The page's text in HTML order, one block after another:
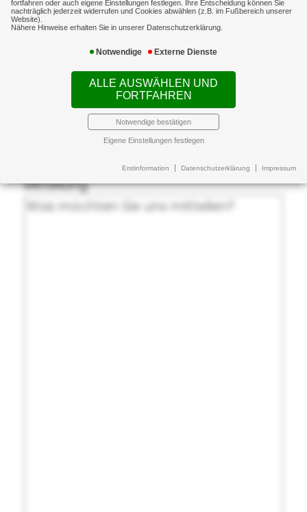
fortfahren oder auch eigene Einstellungen festlegen. Ihre Entscheidung können Sie
nachträglich jederzeit widerrufen und Cookies abwählen (z.B. im Fußbereich unserer
Website).
Nähere Hinweise erhalten Sie in unserer Datenschutzerklärung.
Notwendige Externe Dienste
ALLE AUSWÄHLEN UND
FORTFAHREN
Notwendige bestätigen
Eigene Einstellungen festlegen
Erstinformation Datenschutzerklärung Impressum
Wünschen Sie einen Beratungstermin?
Wünschen Sie einen Beratungstermin?
Ihr Wunschtermin
Ihre Mitteilung an uns
Mitteilung